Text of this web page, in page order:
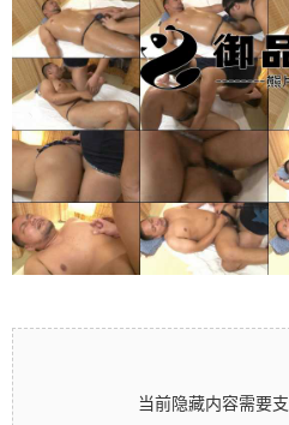
当前隐藏内容需要
当前隐藏内容需要支付300
立刻注册 0 收藏